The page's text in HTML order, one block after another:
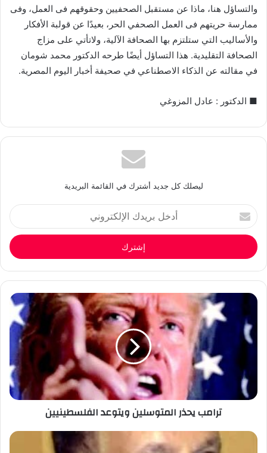
والتساؤل هنا، ماذا عن مستقبل الصحفيين وحقوقهم فى العمل، وفى
ممارسة حريتهم فى العمل الصحفي الحر، بعيدًا عن قولبة الأفكار
والأساليب التي ستلتزم بها الصحافة الآلية، ولاتأتي على مزاج
الصحافة التقليدية. هذا التساؤل أيضًا طرحه الدكتور محمد شومان
في مقالته عن الذكاء الاصطناعي في صحيفة أخبار اليوم المصرية.
■ الدكتور : عادل المزوغي
ليصلك كل جديد أشترك في القائمة البريدية
أدخل
بريدك
الإلكتروني
ترامب يحذر المتوسلين ويتوعد الفلسطينيين